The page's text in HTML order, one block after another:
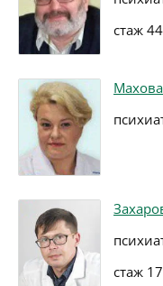
стаж
стаж